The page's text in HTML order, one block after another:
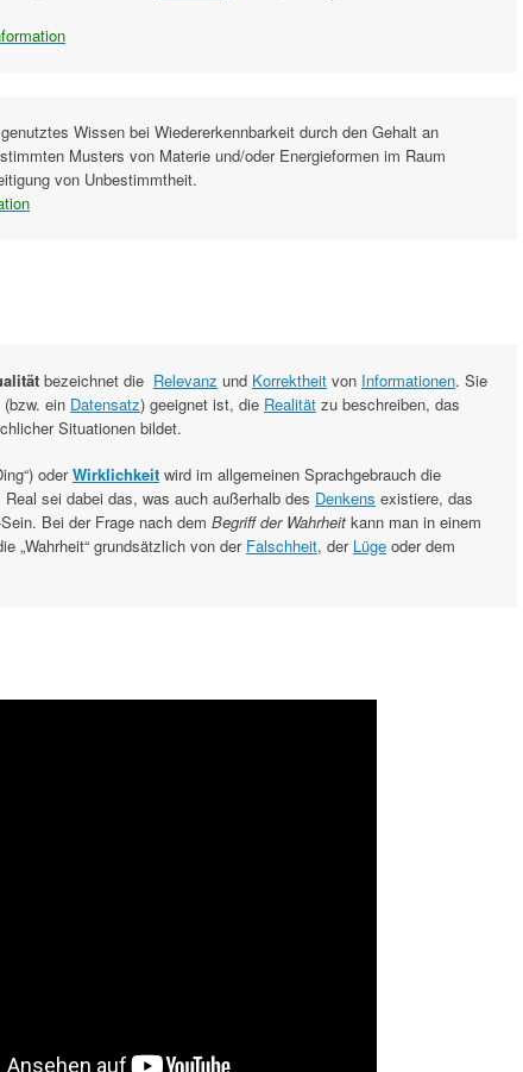
Wissen bei Wiedererkennbarkeit durch den Gehalt an
Musters von Materie und/oder Energieformen im Raum
von Unbestimmtheit.
bezeichnet die Relevanz und Korrektheit von Informationen. Sie
ein Datensatz) geeignet ist, die Realität zu beschreiben, das
Situationen bildet.
oderWirklichkeit wird im allgemeinen Sprachgebrauch die
sei dabei das, was auch außerhalb des Denkens existiere, das
Bei der Frage nach dem Begriff der Wahrheit kann man in einem
„Wahrheit“ grundsätzlich von der Falschheit, der Lüge oder dem